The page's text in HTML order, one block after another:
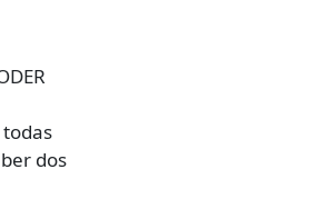
dos